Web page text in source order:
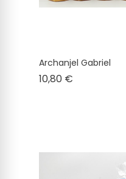
Archanjel Gabriel
10,80 €